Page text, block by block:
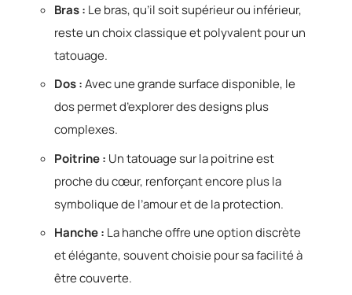
Bras : Le bras, qu’il soit supérieur ou inférieur,
reste un choix classique et polyvalent pour un
tatouage.
Dos :Avec une grande surface disponible, le
dos permet d’explorer des designs plus
complexes.
Poitrine : Un tatouage sur la poitrine est
proche du cœur, renforçant encore plus la
symbolique de l’amour et de la protection.
Hanche : La hanche offre une option discrète
et élégante, souvent choisie pour sa facilité à
être couverte.